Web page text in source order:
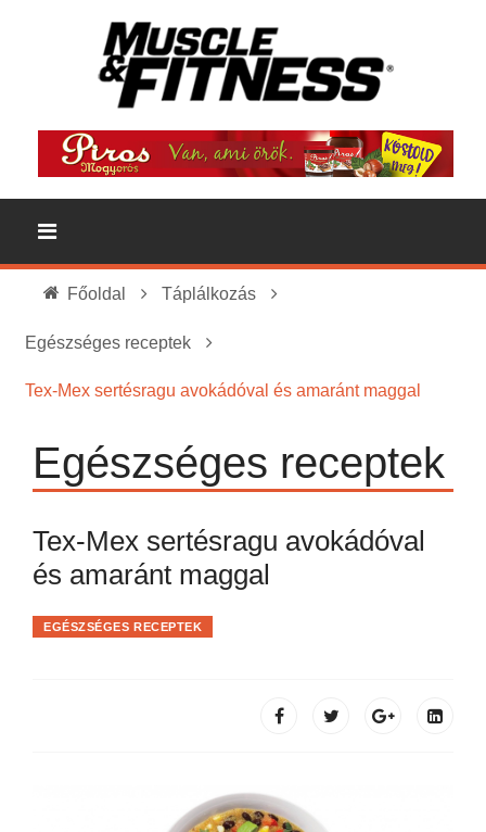
Főoldal Táplálkozás
Egészséges receptek
Tex-Mex sertésragu avokádóval és amaránt maggal
Egészséges receptek
Tex-Mex sertésragu avokádóval
és amaránt maggal
EGÉSZSÉGES RECEPTEK